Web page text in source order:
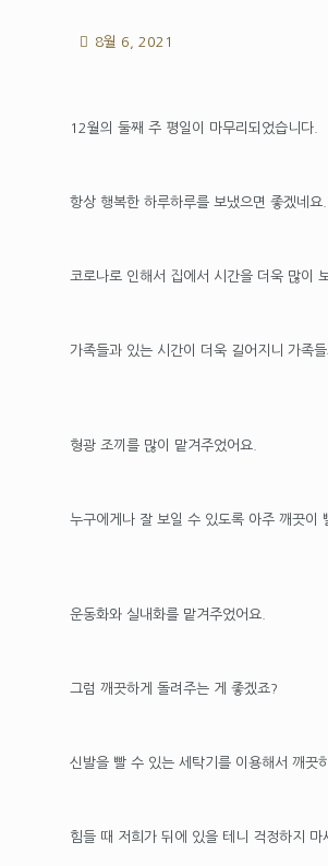
8월 6, 2021
12월의 둘째 주 평일이 마무리되었습니다.
항상 행복한 하루하루를 보냈으면 좋겠네요.
코로나로 인해서 집에서 시간을 더욱 많이
가족들과 있는 시간이 더욱 길어지니 가족
형광 조끼를 많이 맡겨주었어요.
누구에게나 잘 보일 수 있도록 아주 깨끗이
운동화와 실내화를 맡겨주었어요.
그럼 깨끗하게 돌려주는 게 좋겠죠?
신발을 빨 수 있는 세탁기를 이용해서 깨끗
힘들 때 저희가 뒤에 있을 테니 걱정하지 마